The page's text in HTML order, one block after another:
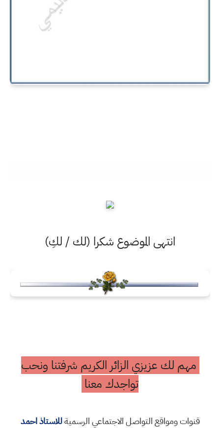
انتهى الموضوع شكرا (لك / لكِ)
مهم لك عزيزي الزائر الكريم شرفتنا ونحب
تواجدك معنا
قنوات ومواقع التواصل الاجتماعي الرسميةللاستاذ احمد